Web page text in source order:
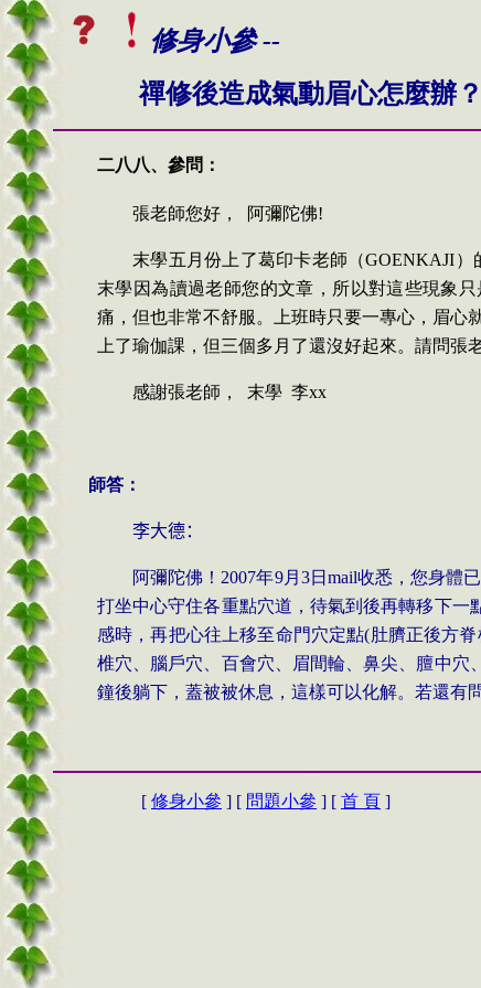
修身小參 --
禪修後造成氣動眉心怎麼辦？
二八八、 參問：
張老師您好 ， 阿彌陀佛!
末學五月份上了葛印卡老師（GOENKAJI）
末學因為讀過老師您的文章，所以對這些現象只
痛，但也非常不舒服。上班時只要一專心，眉心
上了瑜伽課，但三個多月了還沒好起來。請問張
感謝張老師 ， 末學 李xx
師答：
李大德：
阿彌陀佛！ 2007年9月 3日 mail收悉，您身體
打坐中心守住各重點穴道，待氣到後再轉移下
感時，再把心往上移至命門穴定點(肚臍正後方脊
椎穴、腦戶穴、百會穴、眉間輪、鼻尖、膻中穴
鐘後躺下，蓋被被休息，這樣可以化解。若還有
[ 修身小參 ] [ 問題小參 ] [ 首 頁 ]